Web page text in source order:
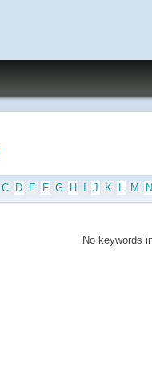
C D E F G H J K L M N
No keywords